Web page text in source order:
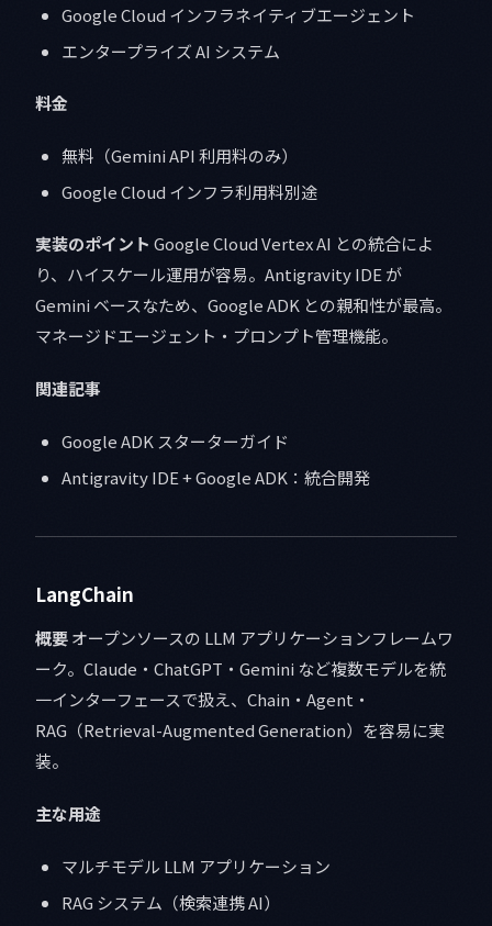
Google Cloud インフラネイティブエージェント
エンタープライズ AI システム
料金
無料（Gemini API 利用料のみ）
Google Cloud インフラ利用料別途
実装のポイント Google Cloud Vertex AI との統合によ
り、ハイスケール運用が容易。Antigravity IDE が
Gemini ベースなため、Google ADK との親和性が最高。
マネージドエージェント・プロンプト管理機能。
関連記事
Google ADK スターターガイド
Antigravity IDE + Google ADK：統合開発
LangChain
概要オープンソースの LLM アプリケーションフレームワ
ーク。Claude・ChatGPT・Gemini など複数モデルを統
一インターフェースで扱え、Chain・Agent・
RAG（Retrieval-Augmented Generation）を容易に実
装。
主な用途
マルチモデル LLM アプリケーション
RAG システム（検索連携 AI）